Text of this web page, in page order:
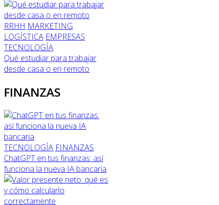
RRHH MARKETING
LOGÍSTICA EMPRESAS
TECNOLOGÍA
Qué estudiar para trabajar
desde casa o en remoto
FINANZAS
TECNOLOGÍA FINANZAS
ChatGPT en tus finanzas: así
funciona la nueva IA bancaria